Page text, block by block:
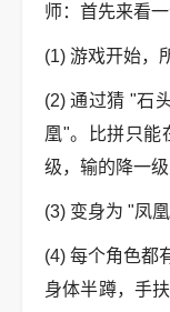
师：首先来看一
(1) 游戏开始，
(2) 通过猜 "石
凰"。比拼只能
级，输的降一
(3) 变身为 "凤
(4) 每个角色都
身体半蹲，手